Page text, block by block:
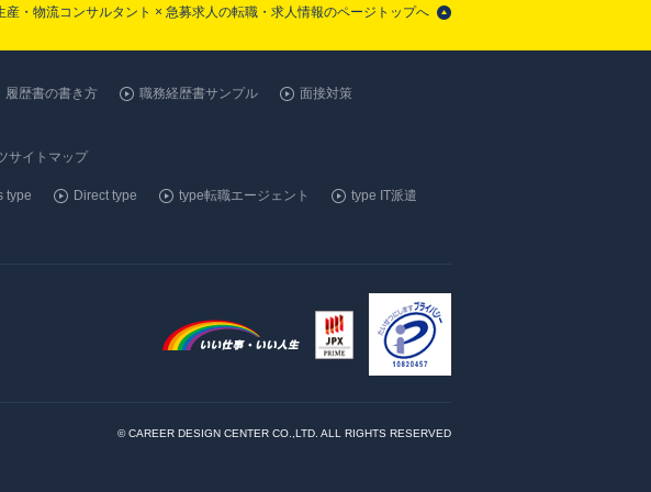
産・物流コンサルタント × 急募求人の転職・求人情報のページトップへ
履歴書の書き方 職務経歴書サンプル
面接対策
サイトマップ
type Direct type type転職エージェント
type IT派遣
© CAREER DESIGN CENTER CO.,LTD. ALL RIGHTS RESERVED